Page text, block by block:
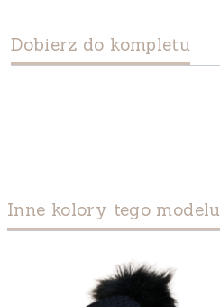
Dobierz do kompletu
Inne kolory tego modelu